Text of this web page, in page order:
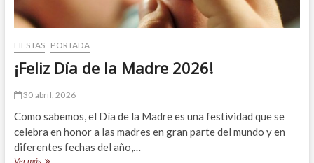
FIESTAS PORTADA
¡Feliz Día de la Madre 2026!
30 abril, 2026
Como sabemos, el Día de la Madre es una festividad que se
celebra en honor a las madres en gran parte del mundo y en
diferentes fechas del año,…
Ver más¡Feliz